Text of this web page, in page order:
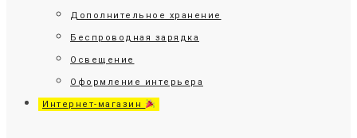
Дополнительное хранение
Беспроводная зарядка
Освещение
Оформление интерьера
Интернет-магазин